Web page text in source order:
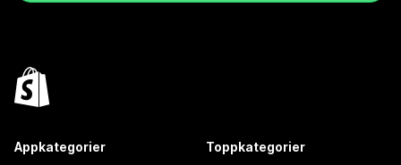
Appkategorier Toppkategorier